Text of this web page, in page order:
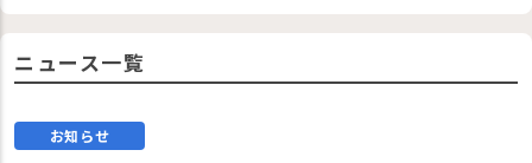
ニュース一覧
お知らせ